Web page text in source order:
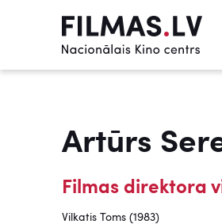
Artūrs
Filmas direktora
Vilkatis Toms (1983)